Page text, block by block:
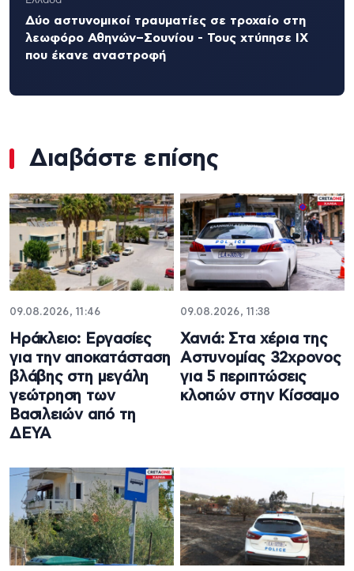
Δύο αστυνομικοί τραυματίες σε τροχαίο στη
λεωφόρο Αθηνών–Σουνίου - Τους χτύπησε ΙΧ
που έκανε αναστροφή
Διαβάστε επίσης
09.08.2026, 11:46
Ηράκλειο: Εργασίες
για την αποκατάσταση
βλάβης στη μεγάλη
γεώτρηση των
Βασιλειών από τη
ΔΕΥΑ
09.08.2026, 11:38
Χανιά: Στα χέρια της
Αστυνομίας 32χρονος
για 5 περιπτώσεις
κλοπών στην Κίσσαμο